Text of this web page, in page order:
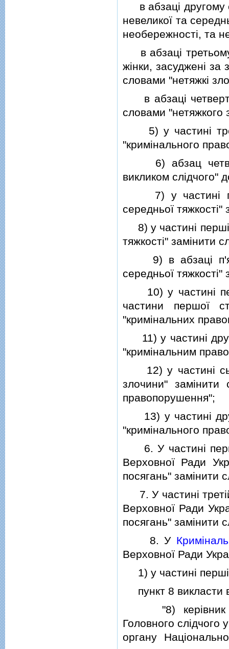
в абзацi другому
невеликої та
необережностi, та
в абзацi третьому
жiнки, засудженi за
словами "нетяжкi
в абзацi
словами "нетяжкого
5) у частинi
"кримiнального
6) абзац
викликом слiдчого"
7) у частинi
середньої
8) у частинi першiй
тяжкостi" замiнити
9) в абзацi
середньої
10) у частинi
частини першої
"кримiнальних
11) у частинi
"кримiнальним
12) у частинi
злочини"
правопорушення";
13) у частинi
"кримiнального
6. У частинi
Верховної Ради
посягань" замiнити
7. У частинi
Верховної Ради
посягань" замiнити
8. У
Верховної Ради
1) у частинi
пункт 8 викласти
"8) керiвник
Головного слiдчого
органу